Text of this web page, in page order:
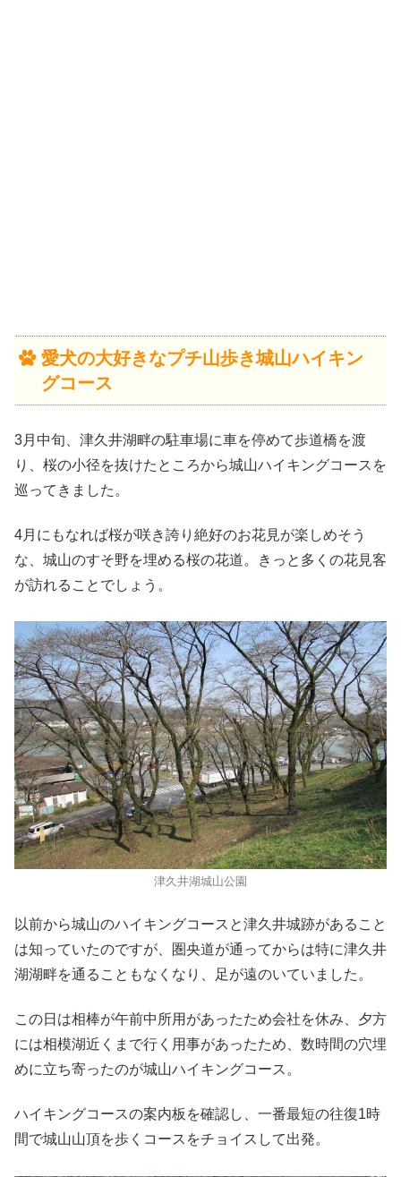
愛犬の大好きなプチ山歩き城山ハイキン
グコース
3月中旬、津久井湖畔の駐車場に車を停めて歩道橋を渡
り、桜の小径を抜けたところから城山ハイキングコースを
巡ってきました。
4月にもなれば桜が咲き誇り絶好のお花見が楽しめそう
な、城山のすそ野を埋める桜の花道。きっと多くの花見客
が訪れることでしょう。
津久井湖城山公園
以前から城山のハイキングコースと津久井城跡があること
は知っていたのですが、圏央道が通ってからは特に津久井
湖湖畔を通ることもなくなり、足が遠のいていました。
この日は相棒が午前中所用があったため会社を休み、夕方
には相模湖近くまで行く用事があったため、数時間の穴埋
めに立ち寄ったのが城山ハイキングコース。
ハイキングコースの案内板を確認し、一番最短の往復1時
間で城山山頂を歩くコースをチョイスして出発。